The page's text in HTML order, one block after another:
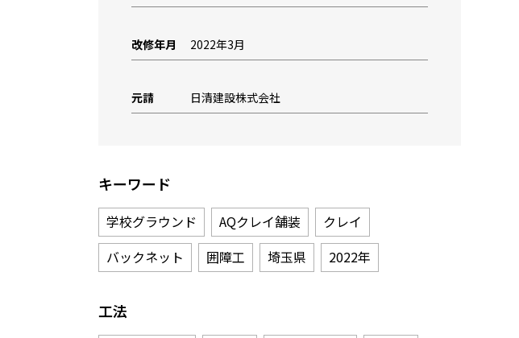
改修年月 2022年3月
元請 日清建設株式会社
キーワード
学校グラウンド AQクレイ舗装
クレイ
バックネット
囲障工 埼玉県 2022年
工法